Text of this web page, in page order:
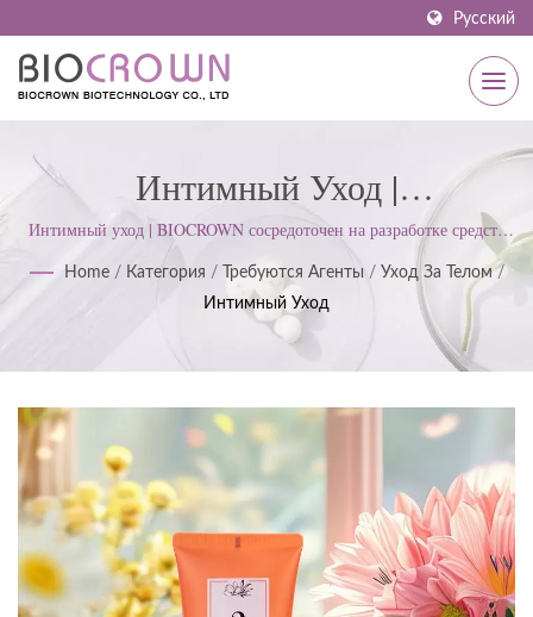
Русский
Интимный Уход |
Сертифицированный
Производитель Средств По
Уходу За Кожей ISO И GMP С
1977 Года | BIOCROWN
Интимный уход | BIOCROWN сосредоточен на разработке средств
по уходу за кожей. Мы следуем стандартам ISO22716 и надлежащей
производственной практики (GMP); придерживаемся строгого
подхода для удовлетворения ожиданий клиентов.
Home / Категория / Требуются Агенты / Уход За Телом /
Интимный Уход